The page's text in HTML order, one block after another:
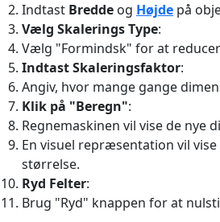
Indtast Bredde og Højde på
Vælg Skalerings Type:
Vælg "Formindsk" for at
Indtast Skaleringsfaktor:
Angiv, hvor mange gange
Klik på "Beregn":
Regnemaskinen vil vise de nye
En visuel repræsentation vil
størrelse.
Ryd Felter:
Brug "Ryd" knappen for at